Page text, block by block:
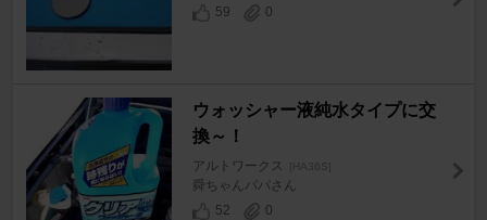
59
0
ウォッシャー液純水タイプに交
換～！
アルトワークス [HA36S]
舜ちゃんパパさん
52
0